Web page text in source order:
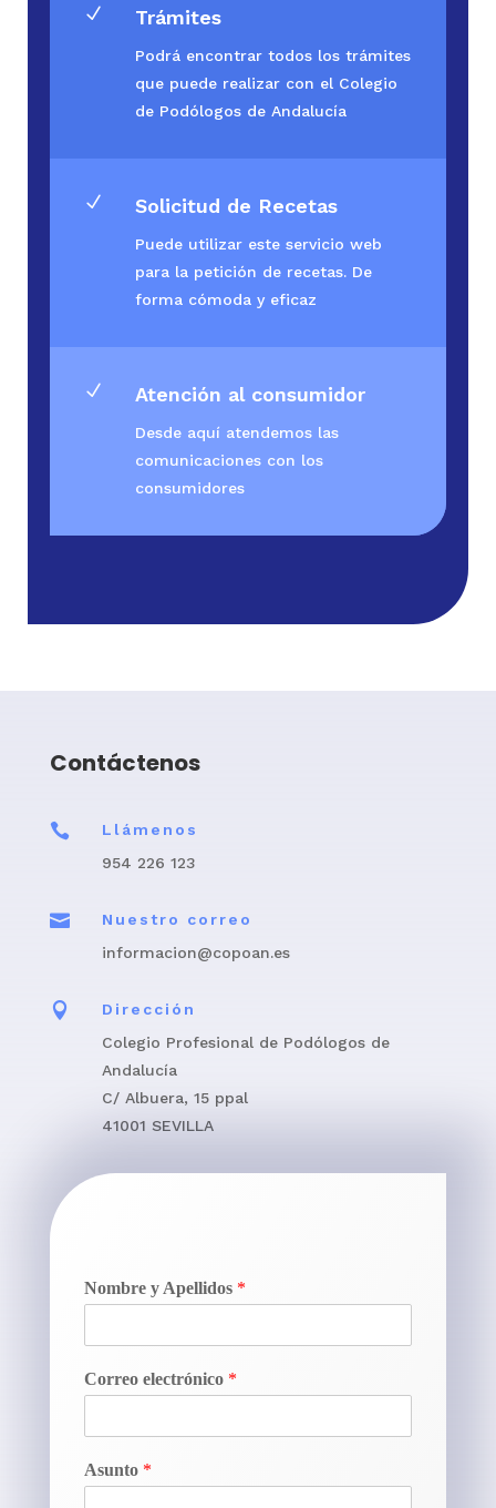
N Trámites
Podrá encontrar todos los trámites
que puede realizar con el Colegio
de Podólogos de Andalucía
N Solicitud de Recetas
Puede utilizar este servicio web
para la petición de recetas. De
forma cómoda y eficaz
N Atención al consumidor
Desde aquí atendemos las
comunicaciones con los
consumidores
Contáctenos

Llámenos
954 226 123

Nuestro correo
informacion@copoan.es

Dirección
Colegio Profesional de Podólogos de
Andalucía
C/ Albuera, 15 ppal
41001 SEVILLA
Nombre y Apellidos *
Correo electrónico *
Asunto *